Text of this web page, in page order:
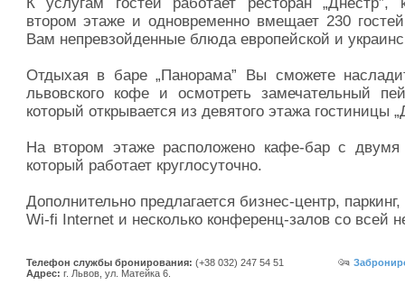
втором этаже и одновременно вмещает 230
Вам непревзойденные блюда европейской и
Отдыхая в баре „Панорама” Вы сможете
львовского кофе и осмотреть замечательный
который открывается из девятого этажа гостиницы
На втором этаже расположено кафе-бар с
который работает круглосуточно.
Дополнительно предлагается бизнес-центр,
Wi-fi Internet и несколько конференц-залов со всей
Телефон службы бронирования: (+38 032) 247 54 51
Адрес: г. Львов, ул. Матейка 6.